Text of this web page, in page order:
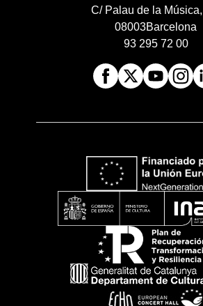
C/ Palau de la
08003Barcelona
93 295 72 00